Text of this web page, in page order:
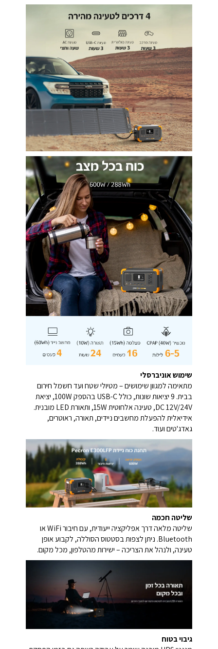
שימוש אוניברסלי
מתאימה למגוון שימושים – מטיולי שטח ועד חשמל חירום
בבית. 9 יציאות שונות, כולל USB-C בהספק 100W, יציאת
DC 12V/24V, טעינה אלחוטית 15W, ותאורת LED מובנית.
אידיאלית להפעלת מחשבים ניידים, תאורה, ראוטרים,
גאדג'טים ועוד.
שליטה חכמה
שליטה מלאה דרך אפליקציה ייעודית, עם חיבור WiFi או
Bluetooth. ניתן לצפות בסטטוס הסוללה, לקבוע אופן
טעינה, ולנהל את הצריכה – ישירות מהטלפון, מכל מקום.
גיבוי בטוח